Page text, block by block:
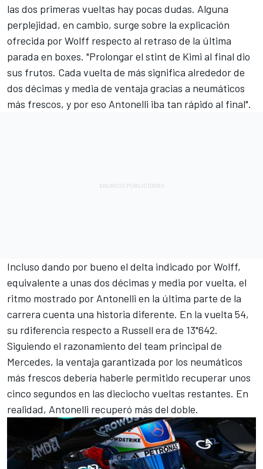
las dos primeras vueltas hay pocas dudas. Alguna
perplejidad, en cambio, surge sobre la explicación
ofrecida por Wolff respecto al retraso de la última
parada en boxes. "Prolongar el stint de Kimi al final dio
sus frutos. Cada vuelta de más significa alrededor de
dos décimas y media de ventaja gracias a neumáticos
más frescos, y por eso Antonelli iba tan rápido al final".
Incluso dando por bueno el delta indicado por Wolff,
equivalente a unas dos décimas y media por vuelta, el
ritmo mostrado por Antonelli en la última parte de la
carrera cuenta una historia diferente. En la vuelta 54,
su rdiferencia respecto a Russell era de 13"642.
Siguiendo el razonamiento del team principal de
Mercedes, la ventaja garantizada por los neumáticos
más frescos debería haberle permitido recuperar unos
cinco segundos en las dieciocho vueltas restantes. En
realidad, Antonelli recuperó más del doble.